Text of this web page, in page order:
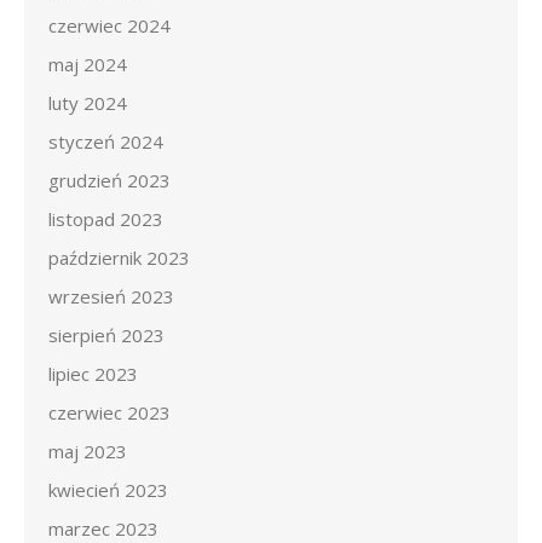
czerwiec 2024
maj 2024
luty 2024
styczeń 2024
grudzień 2023
listopad 2023
październik 2023
wrzesień 2023
sierpień 2023
lipiec 2023
czerwiec 2023
maj 2023
kwiecień 2023
marzec 2023